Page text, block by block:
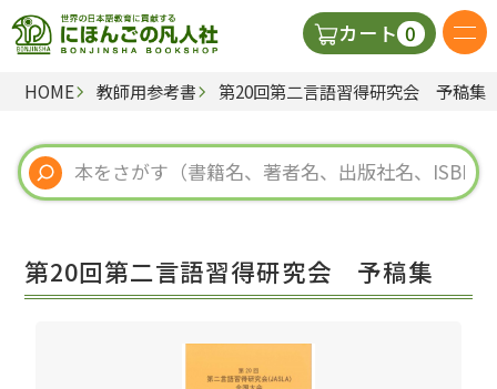
カート 0
日本語の教科書
視聴覚・補助教材
教師用参考書
HOME 教師用参考書 第20回第二言語習得研究会 予稿集
第20回第二言語習得研究会 予稿集